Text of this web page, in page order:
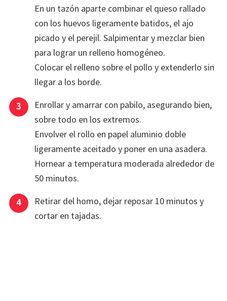
En un tazón aparte combinar el queso rallado
con los huevos ligeramente batidos, el ajo
picado y el perejil. Salpimentar y mezclar bien
para lograr un relleno homogéneo.
Colocar el relleno sobre el pollo y extenderlo sin
llegar a los borde.
Enrollar y amarrar con pabilo, asegurando bien,
sobre todo en los extremos.
Envolver el rollo en papel aluminio doble
ligeramente aceitado y poner en una asadera.
Hornear a temperatura moderada alrededor de
50 minutos.
Retirar del homo, dejar reposar 10 minutos y
cortar en tajadas.